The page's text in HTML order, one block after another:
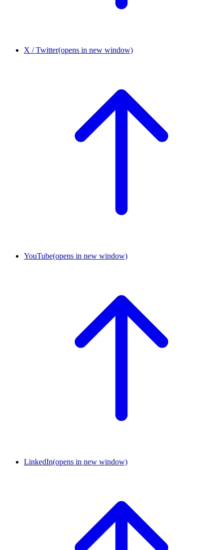
X / Twitter(opens in new window)
YouTube(opens in new window)
LinkedIn(opens in new window)